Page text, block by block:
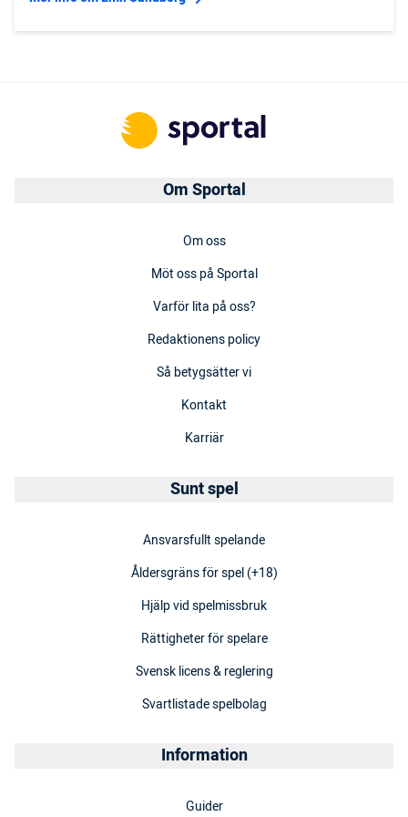
Om Sportal
Om oss
Möt oss på Sportal
Varför lita på oss?
Redaktionens policy
Så betygsätter vi
Kontakt
Karriär
Sunt spel
Ansvarsfullt spelande
Åldersgräns för spel (+18)
Hjälp vid spelmissbruk
Rättigheter för spelare
Svensk licens & reglering
Svartlistade spelbolag
Information
Guider